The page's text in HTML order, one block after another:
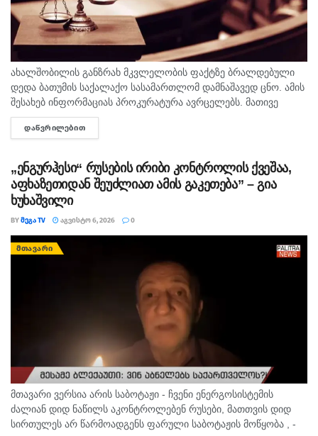
ახალშობილის განზრახ მკვლელობის ფაქტზე ბრალდებული
დედა ბათუმის საქალაქო სასამართლომ დამნაშავედ ცნო. ამის
შესახებ ინფორმაციას პროკურატურა ავრცელებს. მათივე
ინფორმაციით, საქმე ეხება, 22 თებერვალს, ბათუმის ერთ-
ერთი კლინიკაში მომხდარ ფაქტს, რა დროსაც კლინიკის ერთ-
ᲓᲐᲬᲕᲠᲘᲚᲔᲑᲘᲗ
„ენგურჰესი“ რუსების ირიბი კონტროლის ქვეშაა,
აფხაზეთიდან შეუძლიათ ამის გაკეთება” – გია
ხუხაშვილი
BYᲛᲔᲒᲐ TV ᲐᲒᲕᲘᲡᲢᲝ 6, 2026 0
ᲛᲗᲐᲕᲐᲠᲘ
მთავარი ვერსია არის საბოტაჟი - ჩვენი ენერგოსისტემის
ძალიან დიდ ნაწილს აკონტროლებენ რუსები, მათთვის დიდ
სირთულეს არ წარმოადგენს ფარული საბოტაჟის მოწყობა , -